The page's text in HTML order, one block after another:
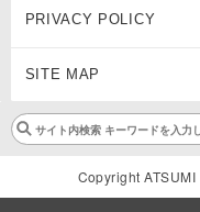
PRIVACY POLICY
SITE MAP
Copyright